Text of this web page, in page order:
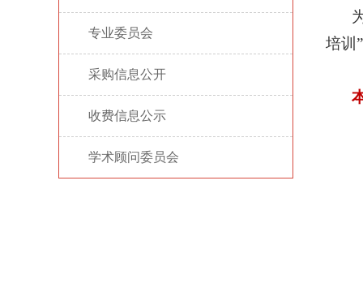
专业委员会
采购信息公开
收费信息公示
学术顾问委员会
培训